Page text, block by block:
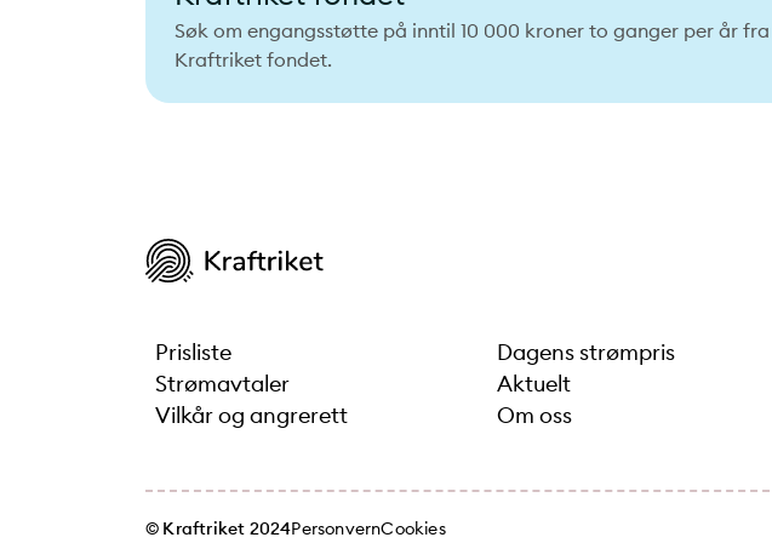
Søk om engangsstøtte på inntil 10 000 kroner to ganger per år fra
Kraftriket fondet.
Prisliste
Strømavtaler
Vilkår og angrerett
Dagens strømpris
Aktuelt
Om oss
© Kraftriket 2024PersonvernCookies